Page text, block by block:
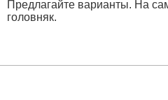
Предлагайте варианты. На
головняк.